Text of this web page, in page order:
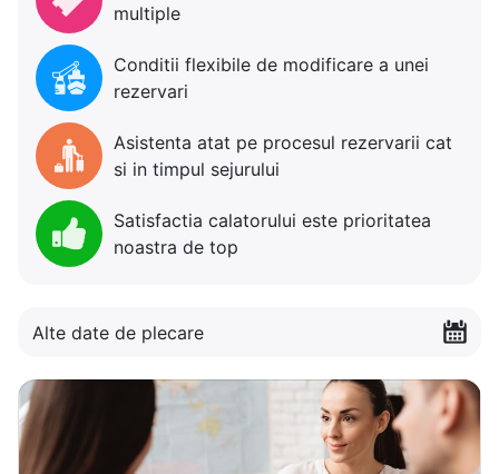
multiple
Conditii flexibile de modificare a unei
rezervari
Asistenta atat pe procesul rezervarii cat
si in timpul sejurului
Satisfactia calatorului este prioritatea
noastra de top
Alte date de plecare